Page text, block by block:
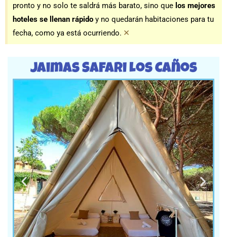
pronto y no solo te saldrá más barato, sino que los mejores
hoteles se llenan rápido y no quedarán habitaciones para tu
fecha, como ya está ocurriendo. ×
Jaimas Safari Los Caños